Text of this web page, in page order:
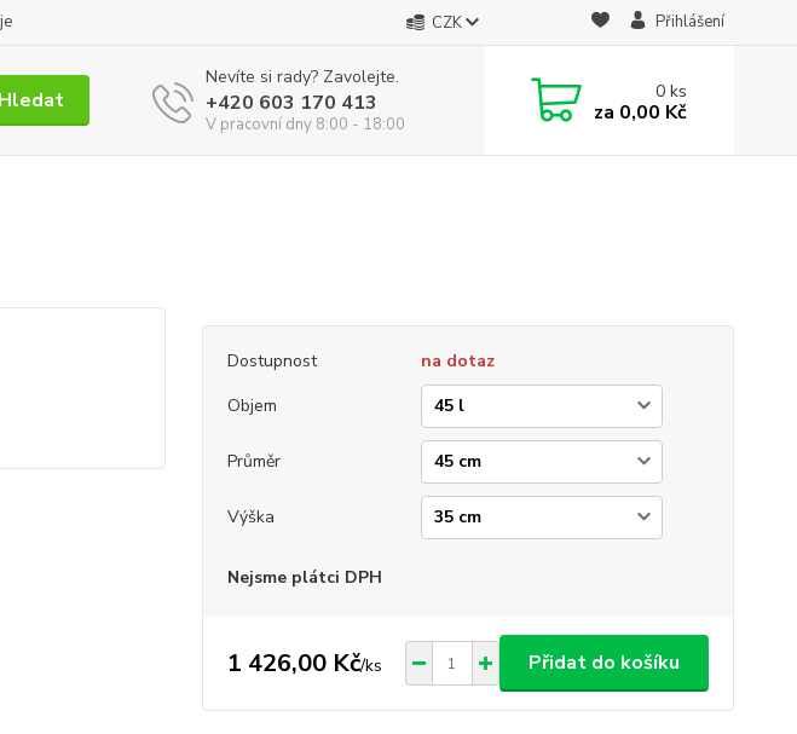
CZK Přihlášení
Hledat
Nevíte si rady? Zavolejte.
+420 603 170 413
V pracovní dny 8:00 - 18:00
0ks
za 0,00 Kč
Dostupnost
na dotaz
Objem
Průměr
Výška
Nejsme plátci DPH
1 426,00 Kč/ks Přidat do košíku